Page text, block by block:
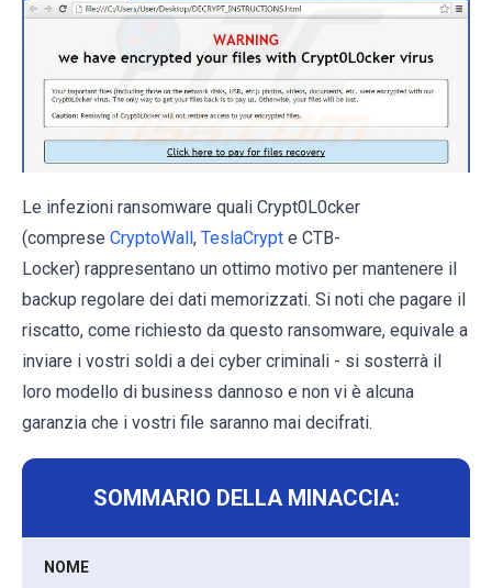
Le infezioni ransomware quali Crypt0L0cker
(comprese CryptoWall, TeslaCrypt e CTB-
Locker) rappresentano un ottimo motivo per mantenere il
backup regolare dei dati memorizzati. Si noti che pagare il
riscatto, come richiesto da questo ransomware, equivale a
inviare i vostri soldi a dei cyber criminali - si sosterrà il
loro modello di business dannoso e non vi è alcuna
garanzia che i vostri file saranno mai decifrati.
SOMMARIO DELLA MINACCIA:
NOME